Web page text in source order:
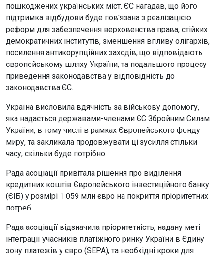
пошкоджених українських міст. ЄС нагадав, що його
підтримка відбудови буде пов’язана з реалізацією
реформ для забезпечення верховенства права, стійких
демократичних інститутів, зменшення впливу олігархів,
посилення антикорупційних заходів, що відповідають
європейському шляху України, та подальшого процесу
приведення законодавства у відповідність до
законодавства ЄС.
Україна висловила вдячність за військову допомогу,
яка надається державами-членами ЄС Збройним Силам
України, в тому числі в рамках Європейського фонду
миру, та закликала продовжувати ці зусилля стільки
часу, скільки буде потрібно.
Рада асоціації привітала рішення про виділення
кредитних коштів Європейського інвестиційного банку
(ЄІБ) у розмірі 1 059 млн євро на покриття пріоритетних
потреб.
Рада асоціації відзначила пріоритетність, надану меті
інтеграції учасників платіжного ринку України в Єдину
зону платежів у євро (SEPA), та необхідні кроки для